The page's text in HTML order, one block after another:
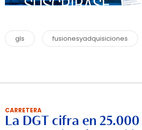
gls fusionesyadquisiciones
CARRETERA
La DGT cifra en